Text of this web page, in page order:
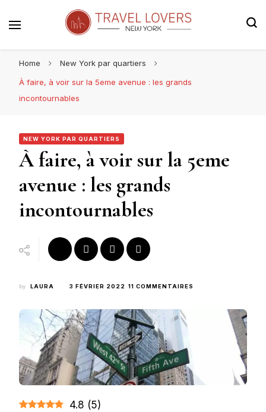
Home
New York par quartiers
À faire, à voir sur la 5eme avenue : les grands
incontournables
NEW YORK PAR QUARTIERS
À faire, à voir sur la 5eme
avenue : les grands
incontournables
by LAURA 3 FÉVRIER 2022 11 COMMENTAIRES
:
LES
4.8 (5)